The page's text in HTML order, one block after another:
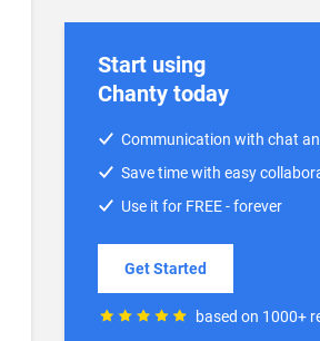
Start using
Chanty today
Communication with chat
Save time with easy
Use it for FREE - forever
Get Started
based on 1000+